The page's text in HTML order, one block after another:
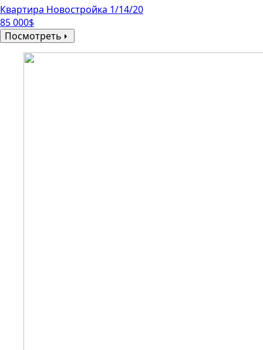
Квартира Новостройка 1/14/20
85 000$
Посмотреть